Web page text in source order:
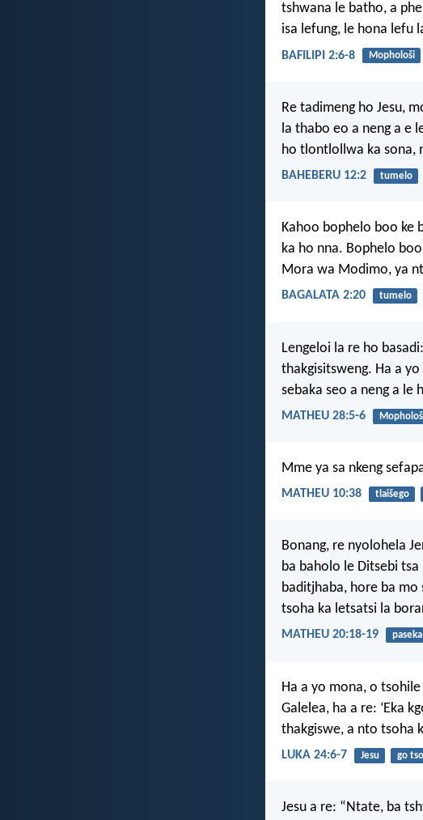
tshwana le batho, a
isa lefung, le hona lefu
BAFILIPI 2:6-8 Mophološi
Re tadimeng ho Jesu,
la thabo eo a neng a e
ho tlontlollwa ka sona,
BAHEBERU 12:2 tumelo
Kahoo bophelo boo ke
ka ho nna. Bophelo
Mora wa Modimo, ya
BAGALATA 2:20 tumelo
Lengeloi la re ho
thakgisitsweng. Ha a
sebaka seo a neng a le
MATHEU 28:5-6
Mme ya sa nkeng
MATHEU 10:38 tlaišego
Bonang, re nyolohela
ba baholo le Ditsebi
baditjhaba, hore ba mo
tsoha ka letsatsi la
MATHEU 20:18-19 paseka
Ha a yo mona, o
Galelea, ha a re: ‘Eka
thakgiswe, a nto tsoha
LUKA 24:6-7 Jesu go
Jesu a re: “Ntate, ba